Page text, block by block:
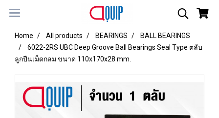
Home All products BEARINGS
BALL BEARINGS
6022-2RS UBC Deep Groove Ball Bearings Seal Type ตลับ
ลูกปืนเม็ดกลม ขนาด 110x170x28 mm.